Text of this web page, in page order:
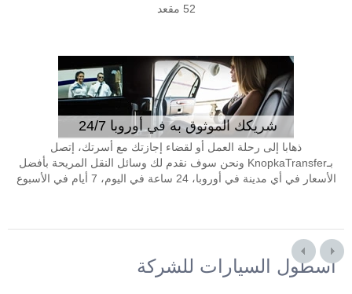
52 مقعد
شريكك الموثوق به في أوروبا 24/7
ذهابا إلى رحلة العمل أو لقضاء إجازتك مع أسرتك، إتصل
بـKnopkaTransfer ونحن سوف نقدم لك وسائل النقل المريحة بأفضل
الأسعار في أي مدينة في أوروبا، 24 ساعة في اليوم، 7 أيام في الأسبوع
أسطول السيارات للشركة